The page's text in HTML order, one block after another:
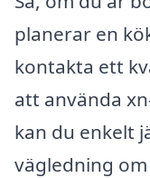
planerar en
kontakta ett
att använda
kan du enkelt
vägledning